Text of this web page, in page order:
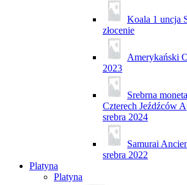
Koala 1 uncja
złocenie
Amerykański
2023
Srebrna
Czterech Jeźdźców
srebra 2024
Samurai
srebra 2022
Platyna
Platyna